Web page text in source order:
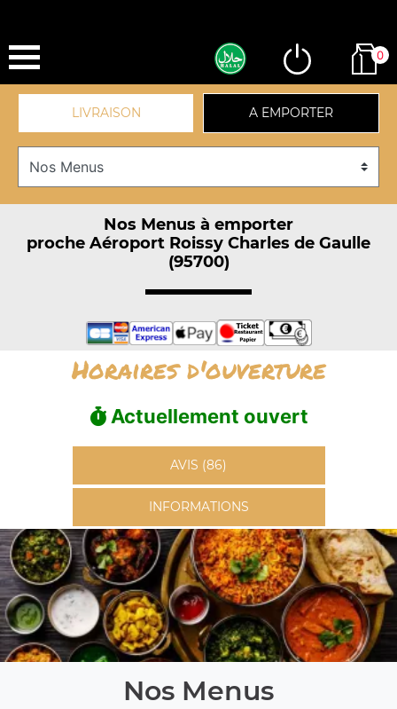
0
LIVRAISON A EMPORTER
Nos Menus à emporter
proche Aéroport Roissy Charles de Gaulle
(95700)
Horaires d'ouverture
Actuellement ouvert
AVIS (86)
INFORMATIONS
Nos Menus